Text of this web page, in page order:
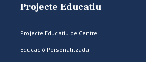
Projecte Educatiu
Projecte Educatiu de Centre
Educació Personalitzada